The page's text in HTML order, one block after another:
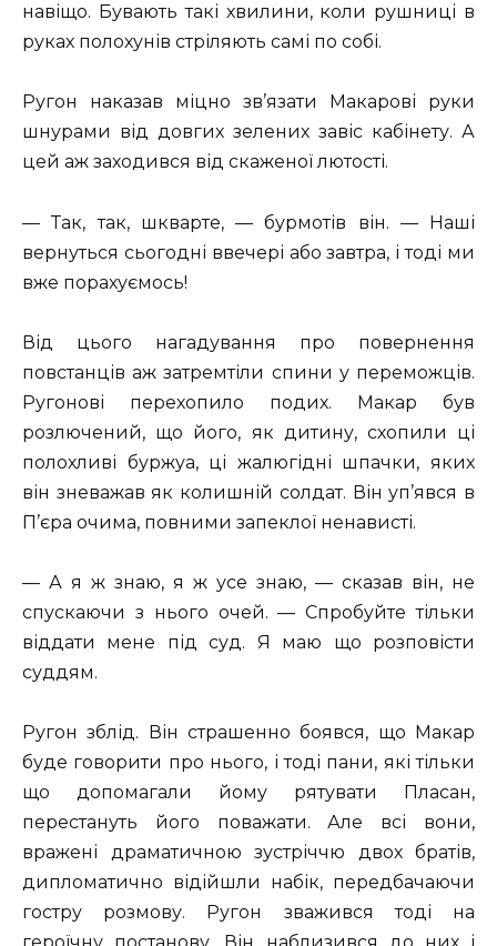
навіщо. Бувають такі хвилини, коли рушниці в
руках полохунів стріляють самі по собі.
Ругон наказав міцно зв’язати Макарові руки
шнурами від довгих зелених завіс кабінету. А
цей аж заходився від скаженої лютості.
— Так, так, шкварте, — бурмотів він. — Наші
вернуться сьогодні ввечері або завтра, і тоді ми
вже порахуємось!
Від цього нагадування про повернення
повстанців аж затремтіли спини у переможців.
Ругонові перехопило подих. Макар був
розлючений, що його, як дитину, схопили ці
полохливі буржуа, ці жалюгідні шпачки, яких
він зневажав як колишній солдат. Він уп’явся в
П’єра очима, повними запеклої ненависті.
— А я ж знаю, я ж усе знаю, — сказав він, не
спускаючи з нього очей. — Спробуйте тільки
віддати мене під суд. Я маю що розповісти
суддям.
Ругон зблід. Він страшенно боявся, що Макар
буде говорити про нього, і тоді пани, які тільки
що допомагали йому рятувати Пласан,
перестануть його поважати. Але всі вони,
вражені драматичною зустріччю двох братів,
дипломатично відійшли набік, передбачаючи
гостру розмову. Ругон зважився тоді на